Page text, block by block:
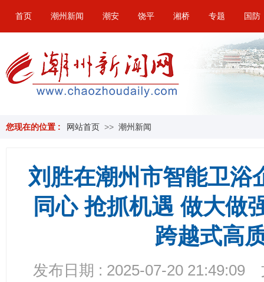
首页 潮州新闻 潮安 饶平 湘桥 专题 国防
您现在的位置 : 网站首页 >> 潮州新闻
刘胜在潮州市智能卫浴
同心 抢抓机遇 做大做
跨越式高
发布日期 : 2025-07-20 21:49:09